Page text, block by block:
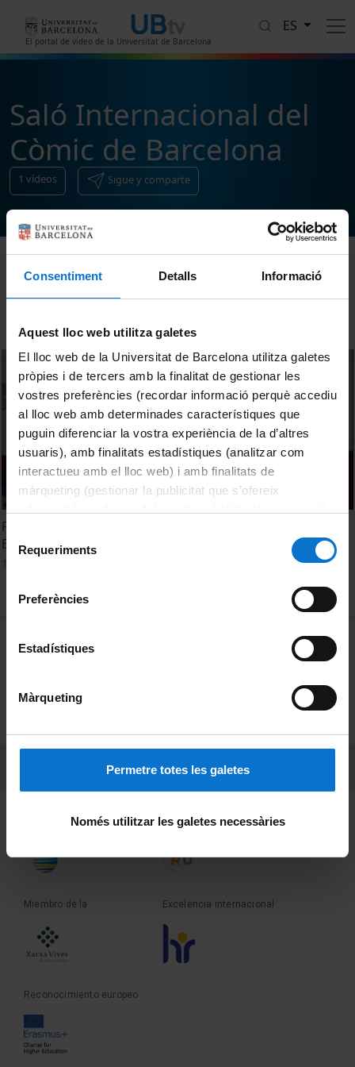
Consentiment Detalls Informació
Aquest lloc web utilitza galetes
El lloc web de la Universitat de Barcelona utilitza galetes
pròpies i de tercers amb la finalitat de gestionar les
vostres preferències (recordar informació perquè accediu
al lloc web amb determinades característiques que
puguin diferenciar la vostra experiència de la d’altres
usuaris), amb finalitats estadístiques (analitzar com
interactueu amb el lloc web) i amb finalitats de
màrqueting (gestionar la publicitat que s’ofereix
consultar laPolítica de galetes del lloc web de la
de Requeriments
Preferències
Estadístiques
Màrqueting
Permetre totes les galetes
Només utilitzar les galetes necessàries
El portal de vídeo de la Universitat de Barcelona
ES
Saló Internacional del
Còmic de Barcelona
1 vídeos Sigue y comparte
Ordenar
Presentació del 32è Saló Internacional del Còmic de
Barcelona
MENÚ PEU 1
Política de Cookies
Privacidad y términos
Miembro de la Excelencia internacional
Reconocimiento europeo